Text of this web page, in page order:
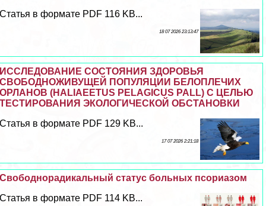
Статья в формате PDF 116 KB...
18 07 2026 23:13:47
ИССЛЕДОВАНИЕ СОСТОЯНИЯ ЗДОРОВЬЯ
СВОБОДНОЖИВУЩЕЙ ПОПУЛЯЦИИ БЕЛОПЛЕЧИХ
ОРЛАНОВ (HALIAEETUS PELAGICUS PALL) С ЦЕЛЬЮ
ТЕСТИРОВАНИЯ ЭКОЛОГИЧЕСКОЙ ОБСТАНОВКИ
Статья в формате PDF 129 KB...
17 07 2026 2:21:18
Свободнорадикальный статус больных псориазом
Статья в формате PDF 114 KB...